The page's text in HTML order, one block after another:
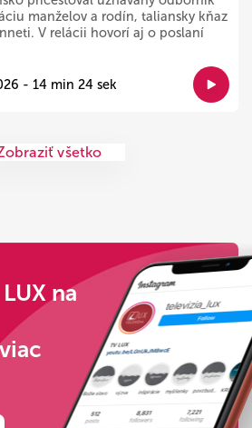
manželov a rodín, taliansky kňaz
V relácii hovorí aj o poslaní
- 14 min 24 sek
všetko
na